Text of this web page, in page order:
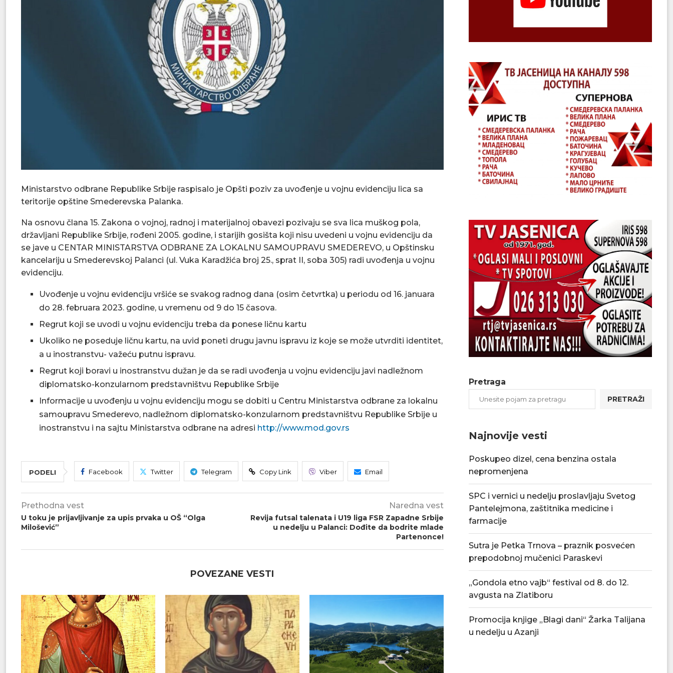
Ministarstvo odbrane Republike Srbije raspisalo je Opšti poziv za uvođenje u vojnu evidenciju lica sa
teritorije opštine Smederevska Palanka.
Na osnovu člana 15. Zakona o vojnoj, radnoj i materijalnoj obavezi pozivaju se sva lica muškog pola,
državljani Republike Srbije, rođeni 2005. godine, i starijih gosišta koji nisu uvedeni u vojnu evidenciju da
se jave u CENTAR MINISTARSTVA ODBRANE ZA LOKALNU SAMOUPRAVU SMEDEREVO, u Opštinsku
kancelariju u Smederevskoj Palanci (ul. Vuka Karadžića broj 25., sprat II, soba 305) radi uvođenja u vojnu
evidenciju.
Uvođenje u vojnu evidenciju vršiće se svakog radnog dana (osim četvrtka) u periodu od 16. januara
do 28. februara 2023. godine, u vremenu od 9 do 15 časova.
Regrut koji se uvodi u vojnu evidenciju treba da ponese ličnu kartu
Ukoliko ne poseduje ličnu kartu, na uvid poneti drugu javnu ispravu iz koje se može utvrditi identitet,
a u inostranstvu- važeću putnu ispravu.
Regrut koji boravi u inostranstvu dužan je da se radi uvođenja u vojnu evidenciju javi nadležnom
diplomatsko-konzularnom predstavništvu Republike Srbije
Informacije u uvođenju u vojnu evidenciju mogu se dobiti u Centru Ministarstva odbrane za lokalnu
samoupravu Smederevo, nadležnom diplomatsko-konzularnom predstavništvu Republike Srbije u
inostranstvu i na sajtu Ministarstva odbrane na adresi http://www.mod.gov.rs
PODELI Facebook Twitter Telegram Copy Link Viber Email
Prethodna vest
U toku je prijavljivanje za upis prvaka u OŠ “Olga
Milošević”
Naredna vest
Revija futsal talenata i U19 liga FSR Zapadne Srbije
u nedelju u Palanci: Dođite da bodrite mlade
Partenonce!
POVEZANE VESTI
Pretraga
PRETRAŽI
Najnovije vesti
Poskupeo dizel, cena benzina ostala
nepromenjena
SPC i vernici u nedelju proslavljaju Svetog
Pantelejmona, zaštitnika medicine i
farmacije
Sutra je Petka Trnova – praznik posvećen
prepodobnoj mučenici Paraskevi
„Gondola etno vajb“ festival od 8. do 12.
avgusta na Zlatiboru
Promocija knjige „Blagi dani“ Žarka Talijana
u nedelju u Azanji